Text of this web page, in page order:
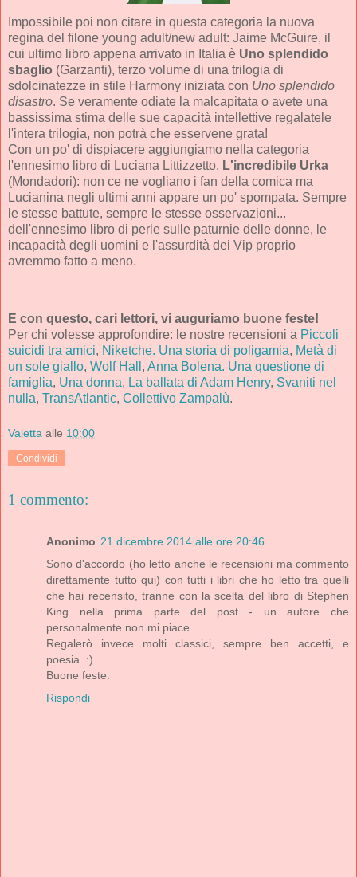
Impossibile poi non citare in questa categoria la nuova
regina del filone young adult/new adult: Jaime McGuire, il
cui ultimo libro appena arrivato in Italia è Uno splendido
sbaglio (Garzanti), terzo volume di una trilogia di
sdolcinatezze in stile Harmony iniziata con Uno splendido
disastro. Se veramente odiate la malcapitata o avete una
bassissima stima delle sue capacità intellettive regalatele
l'intera trilogia, non potrà che esservene grata!
Con un po' di dispiacere aggiungiamo nella categoria
l'ennesimo libro di Luciana Littizzetto, L'incredibile Urka
(Mondadori): non ce ne vogliano i fan della comica ma
Lucianina negli ultimi anni appare un po' spompata. Sempre
le stesse battute, sempre le stesse osservazioni...
dell'ennesimo libro di perle sulle paturnie delle donne, le
incapacità degli uomini e l'assurdità dei Vip proprio
avremmo fatto a meno.
E con questo, cari lettori, vi auguriamo buone feste!
Per chi volesse approfondire: le nostre recensioni a Piccoli
suicidi tra amici, Niketche. Una storia di poligamia, Metà di
un sole giallo, Wolf Hall , Anna Bolena. Una questione di
famiglia, Una donna, La ballata di Adam Henry, Svaniti nel
nulla, TransAtlantic, Collettivo Zampalù.
Valetta alle 10:00
Condividi
1 commento:
Anonimo 21 dicembre 2014 alle ore 20:46
Sono d'accordo (ho letto anche le recensioni ma commento
direttamente tutto qui) con tutti i libri che ho letto tra quelli
che hai recensito, tranne con la scelta del libro di Stephen
King nella prima parte del post - un autore che
personalmente non mi piace.
Regalerò invece molti classici, sempre ben accetti, e
poesia. :)
Buone feste.
Rispondi